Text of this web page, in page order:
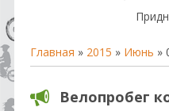
Главная » 2015 » Июнь »
Велопробег